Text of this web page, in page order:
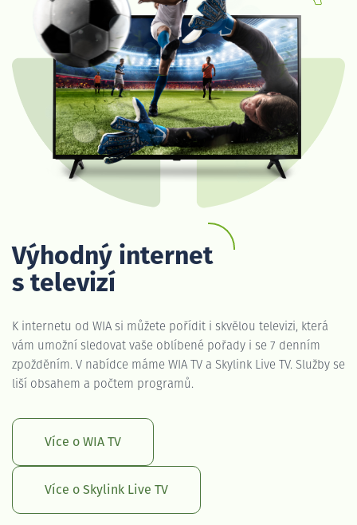
Výhodný internet
s televizí
K internetu od WIA si můžete pořídit i skvělou televizi, která
vám umožní sledovat vaše oblíbené pořady i se 7 denním
zpožděním. V nabídce máme WIA TV a Skylink Live TV. Služby se
liší obsahem a počtem programů.
Více o WIA TV
Více o Skylink Live TV